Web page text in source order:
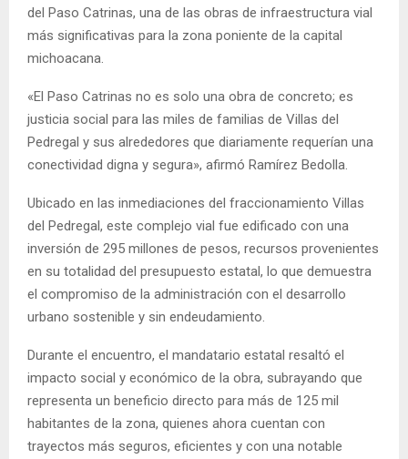
del Paso Catrinas, una de las obras de infraestructura vial
más significativas para la zona poniente de la capital
michoacana.
«El Paso Catrinas no es solo una obra de concreto; es
justicia social para las miles de familias de Villas del
Pedregal y sus alrededores que diariamente requerían una
conectividad digna y segura», afirmó Ramírez Bedolla.
Ubicado en las inmediaciones del fraccionamiento Villas
del Pedregal, este complejo vial fue edificado con una
inversión de 295 millones de pesos, recursos provenientes
en su totalidad del presupuesto estatal, lo que demuestra
el compromiso de la administración con el desarrollo
urbano sostenible y sin endeudamiento.
Durante el encuentro, el mandatario estatal resaltó el
impacto social y económico de la obra, subrayando que
representa un beneficio directo para más de 125 mil
habitantes de la zona, quienes ahora cuentan con
trayectos más seguros, eficientes y con una notable